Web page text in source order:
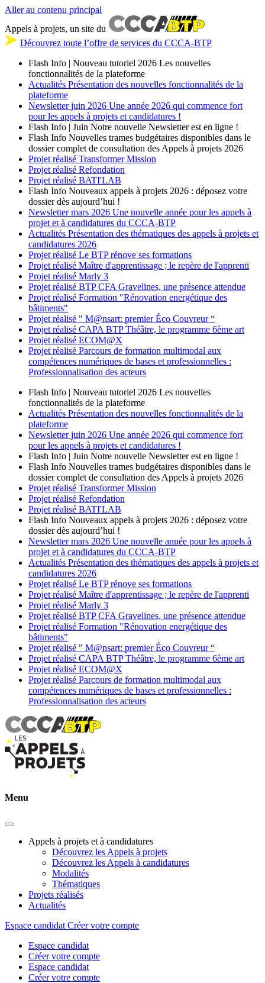
Aller au contenu principal
Appels à projets, un site du
Découvrez toute l’offre de services du CCCA-BTP
Flash Info | Nouveau tutoriel 2026 Les nouvelles
fonctionnalités de la plateforme
Actualités Présentation des nouvelles fonctionnalités de la
plateforme
Newsletter juin 2026 Une année 2026 qui commence fort
pour les appels à projets et candidatures !
Flash Info | Juin Notre nouvelle Newsletter est en ligne !
Flash Info Nouvelles trames budgétaires disponibles dans le
dossier complet de consultation des Appels à projets 2026
Projet réalisé Transformer Mission
Projet réalisé Refondation
Projet réalisé BATI'LAB
Flash Info Nouveaux appels à projets 2026 : déposez votre
dossier dès aujourd’hui !
Newsletter mars 2026 Une nouvelle année pour les appels à
projet et à candidatures du CCCA-BTP
Actualités Présentation des thématiques des appels à projets et
candidatures 2026
Projet réalisé Le BTP rénove ses formations
Projet réalisé Maître d'apprentissage ; le repère de l'apprenti
Projet réalisé Marly 3
Projet réalisé BTP CFA Gravelines, une présence attendue
Projet réalisé Formation "Rénovation energétique des
bâtiments"
Projet réalisé " M@nsart: premier Éco Couvreur “
Projet réalisé CAPA BTP Théâtre, le programme 6ème art
Projet réalisé ECOM@X
Projet réalisé Parcours de formation multimodal aux
compétences numériques de bases et professionnelles :
Professionnalisation des acteurs
Flash Info | Nouveau tutoriel 2026 Les nouvelles
fonctionnalités de la plateforme
Actualités Présentation des nouvelles fonctionnalités de la
plateforme
Newsletter juin 2026 Une année 2026 qui commence fort
pour les appels à projets et candidatures !
Flash Info | Juin Notre nouvelle Newsletter est en ligne !
Flash Info Nouvelles trames budgétaires disponibles dans le
dossier complet de consultation des Appels à projets 2026
Projet réalisé Transformer Mission
Projet réalisé Refondation
Projet réalisé BATI'LAB
Flash Info Nouveaux appels à projets 2026 : déposez votre
dossier dès aujourd’hui !
Newsletter mars 2026 Une nouvelle année pour les appels à
projet et à candidatures du CCCA-BTP
Actualités Présentation des thématiques des appels à projets et
candidatures 2026
Projet réalisé Le BTP rénove ses formations
Projet réalisé Maître d'apprentissage ; le repère de l'apprenti
Projet réalisé Marly 3
Projet réalisé BTP CFA Gravelines, une présence attendue
Projet réalisé Formation "Rénovation energétique des
bâtiments"
Projet réalisé " M@nsart: premier Éco Couvreur “
Projet réalisé CAPA BTP Théâtre, le programme 6ème art
Projet réalisé ECOM@X
Projet réalisé Parcours de formation multimodal aux
compétences numériques de bases et professionnelles :
Professionnalisation des acteurs
Menu
Appels à projets et à candidatures
Découvrez les Appels à projets
Découvrez les Appels à candidatures
Modalités
Thématiques
Projets réalisés
Actualités
Espace candidat Créer votre compte
Espace candidat
Créer votre compte
Espace candidat
Créer votre compte